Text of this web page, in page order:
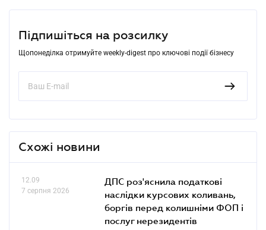
Підпишіться на розсилку
Щопонеділка отримуйте weekly-digest про ключові події бізнесу
Схожі новини
12.09
7 серпня 2026
ДПС роз'яснила податкові
наслідки курсових коливань,
боргів перед колишніми ФОП і
послуг нерезидентів